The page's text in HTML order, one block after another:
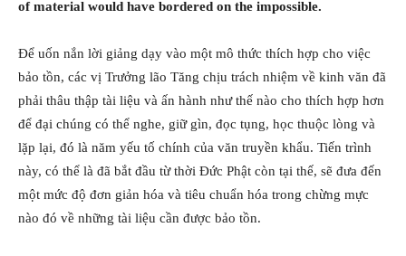
of material would have bordered on the impossible.
Để uốn nắn lời giảng dạy vào một mô thức thích hợp cho việc
bảo tồn, các vị Trưởng lão Tăng chịu trách nhiệm về kinh văn đã
phải thâu thập tài liệu và ấn hành như thế nào cho thích hợp hơn
để đại chúng có thể nghe, giữ gìn, đọc tụng, học thuộc lòng và
lặp lại, đó là năm yếu tố chính của văn truyền khẩu. Tiến trình
này, có thể là đã bắt đầu từ thời Đức Phật còn tại thế, sẽ đưa đến
một mức độ đơn giản hóa và tiêu chuẩn hóa trong chừng mực
nào đó về những tài liệu cần được bảo tồn.